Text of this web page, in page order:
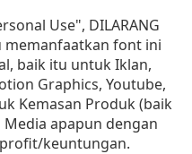
Use", DILARANG
memanfaatkan font ini
baik itu untuk Iklan,
Graphics, Youtube,
Kemasan Produk (baik
apapun dengan
keuntungan.